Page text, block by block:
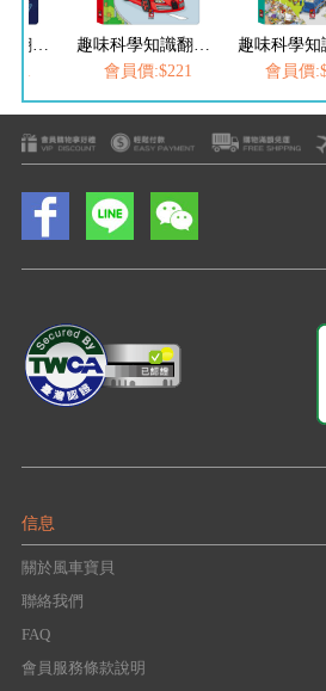
趣味科學知識翻翻書-揭秘汽車
趣味科學知識翻翻書-揭秘垃圾
會員價:$221
會員價
信息
關於風車寶貝
聯絡我們
FAQ
會員服務條款說明